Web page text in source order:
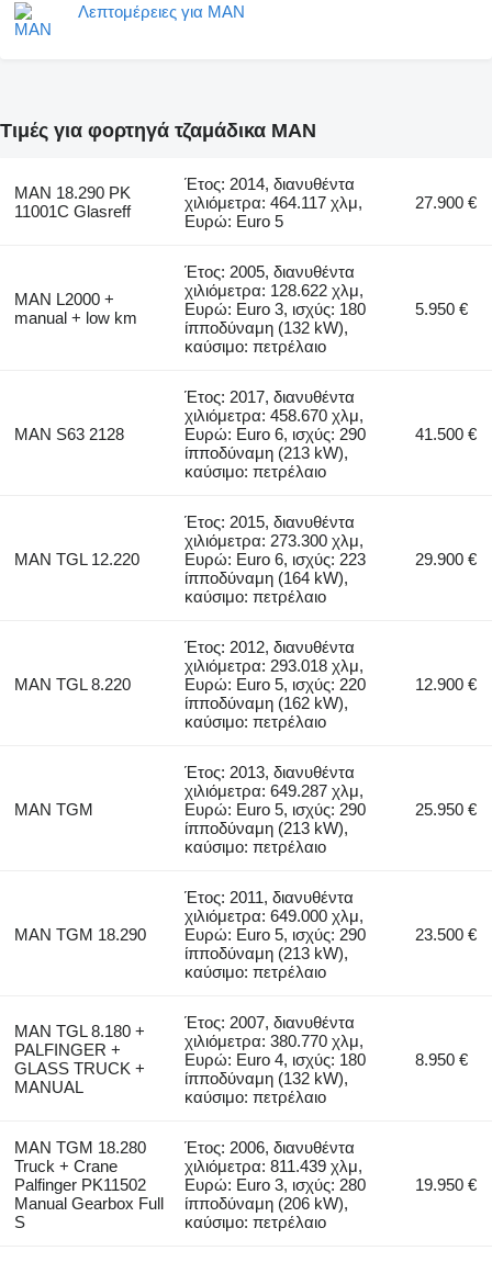
Λεπτομέρειες για MAN
Τιμές για φορτηγά τζαμάδικα MAN
MAN 18.290 PK
11001C Glasreff
Έτος: 2014, διανυθέντα
χιλιόμετρα: 464.117 χλμ,
Ευρώ: Euro 5
27.900 €
MAN L2000 +
manual + low km
Έτος: 2005, διανυθέντα
χιλιόμετρα: 128.622 χλμ,
Ευρώ: Euro 3, ισχύς: 180
ίπποδύναμη (132 kW),
καύσιμο: πετρέλαιο
5.950 €
MAN S63 2128
Έτος: 2017, διανυθέντα
χιλιόμετρα: 458.670 χλμ,
Ευρώ: Euro 6, ισχύς: 290
ίπποδύναμη (213 kW),
καύσιμο: πετρέλαιο
41.500 €
MAN TGL 12.220
Έτος: 2015, διανυθέντα
χιλιόμετρα: 273.300 χλμ,
Ευρώ: Euro 6, ισχύς: 223
ίπποδύναμη (164 kW),
καύσιμο: πετρέλαιο
29.900 €
MAN TGL 8.220
Έτος: 2012, διανυθέντα
χιλιόμετρα: 293.018 χλμ,
Ευρώ: Euro 5, ισχύς: 220
ίπποδύναμη (162 kW),
καύσιμο: πετρέλαιο
12.900 €
MAN TGM
Έτος: 2013, διανυθέντα
χιλιόμετρα: 649.287 χλμ,
Ευρώ: Euro 5, ισχύς: 290
ίπποδύναμη (213 kW),
καύσιμο: πετρέλαιο
25.950 €
MAN TGM 18.290
Έτος: 2011, διανυθέντα
χιλιόμετρα: 649.000 χλμ,
Ευρώ: Euro 5, ισχύς: 290
ίπποδύναμη (213 kW),
καύσιμο: πετρέλαιο
23.500 €
MAN TGL 8.180 +
PALFINGER +
GLASS TRUCK +
MANUAL
Έτος: 2007, διανυθέντα
χιλιόμετρα: 380.770 χλμ,
Ευρώ: Euro 4, ισχύς: 180
ίπποδύναμη (132 kW),
καύσιμο: πετρέλαιο
8.950 €
MAN TGM 18.280
Truck + Crane
Palfinger PK11502
Manual Gearbox Full
S
Έτος: 2006, διανυθέντα
χιλιόμετρα: 811.439 χλμ,
Ευρώ: Euro 3, ισχύς: 280
ίπποδύναμη (206 kW),
καύσιμο: πετρέλαιο
19.950 €